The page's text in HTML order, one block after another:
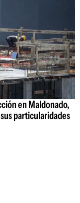
en Maldonado,
particularidades